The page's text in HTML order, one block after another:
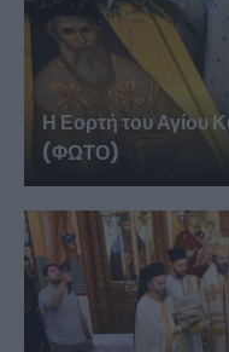
Η Εορτή του Αγίου
(ΦΩΤΟ)